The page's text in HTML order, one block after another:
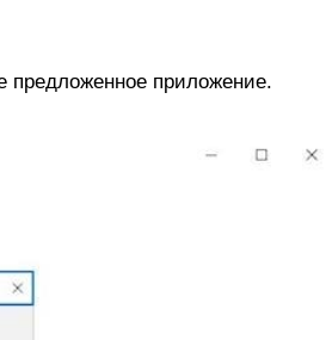
предложенное приложение.